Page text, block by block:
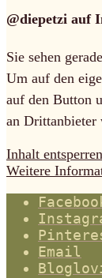
@diepetzi auf
Sie sehen
Um auf den
auf den Button
an Drittanbieter
Inhalt entsperren
Weitere
Email